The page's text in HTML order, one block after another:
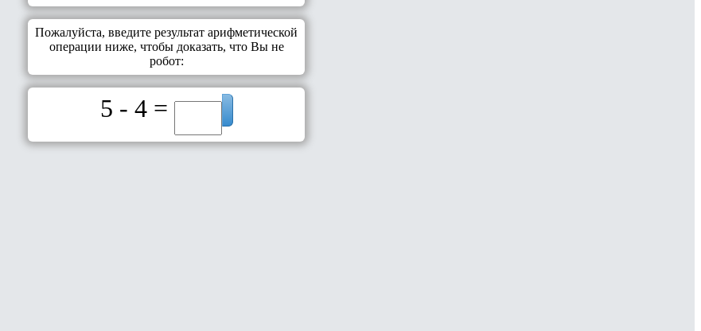
Пожалуйста, введите результат арифметической
операции ниже, чтобы доказать, что Вы не
робот:
5 - 4 =